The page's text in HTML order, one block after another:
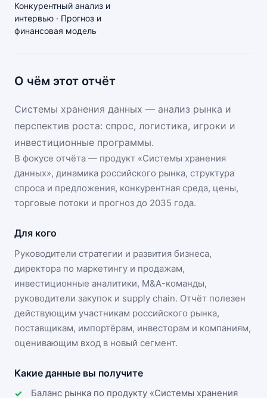
Конкурентный анализ и
интервью · Прогноз и
финансовая модель
О чём этот отчёт
Системы хранения данных — анализ рынка и
перспектив роста: спрос, логистика, игроки и
инвестиционные программы.
В фокусе отчёта — продукт «Системы хранения
данных», динамика российского рынка, структура
спроса и предложения, конкурентная среда, цены,
торговые потоки и прогноз до 2035 года.
Для кого
Руководители стратегии и развития бизнеса,
директора по маркетингу и продажам,
инвестиционные аналитики, M&A-команды,
руководители закупок и supply chain. Отчёт полезен
действующим участникам российского рынка,
поставщикам, импортёрам, инвесторам и компаниям,
оценивающим вход в новый сегмент.
Какие данные вы получите
Баланс рынка по продукту «Системы хранения